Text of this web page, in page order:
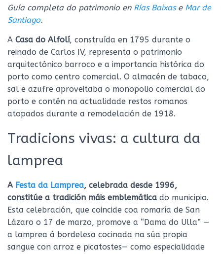
Guía completa do patrimonio en Rías Baixase Mar de
Santiago.
A Casa do Alfolí, construída en 1795 durante o
reinado de Carlos IV, representa o patrimonio
arquitectónico barroco e a importancia histórica do
porto como centro comercial. O almacén de tabaco,
sal e azufre aproveitaba o monopolio comercial do
porto e contén na actualidade restos romanos
atopados durante a remodelación de 1918.
Tradicions vivas: a cultura da
lamprea
A Festa da Lamprea, celebrada desde 1996,
constitúe a tradición máis emblemática do municipio.
Esta celebración, que coincide coa romaría de San
Lázaro o 17 de marzo, promove a “Dama do Ulla” —
a lamprea á bordelesa cocinada na súa propia
sangue con arroz e picatostes— como especialidade